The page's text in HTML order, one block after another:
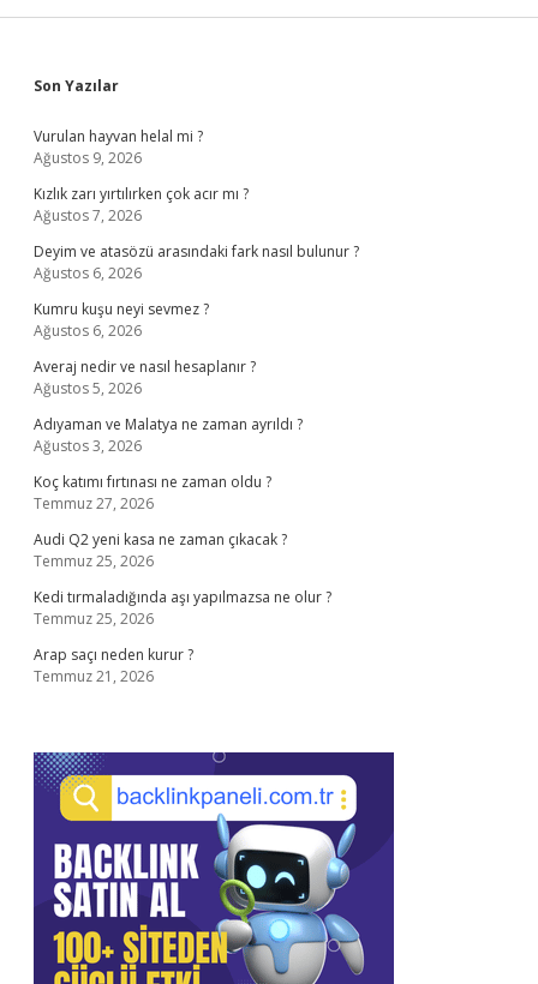
Sidebar
Son Yazılar
Vurulan hayvan helal mi ?
Ağustos 9, 2026
Kızlık zarı yırtılırken çok acır mı ?
Ağustos 7, 2026
Deyim ve atasözü arasındaki fark nasıl bulunur ?
Ağustos 6, 2026
Kumru kuşu neyi sevmez ?
Ağustos 6, 2026
Averaj nedir ve nasıl hesaplanır ?
Ağustos 5, 2026
Adıyaman ve Malatya ne zaman ayrıldı ?
Ağustos 3, 2026
Koç katımı fırtınası ne zaman oldu ?
Temmuz 27, 2026
Audi Q2 yeni kasa ne zaman çıkacak ?
Temmuz 25, 2026
Kedi tırmaladığında aşı yapılmazsa ne olur ?
Temmuz 25, 2026
Arap saçı neden kurur ?
Temmuz 21, 2026